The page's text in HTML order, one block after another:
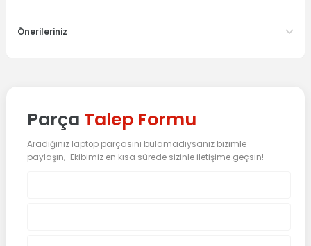
Önerileriniz
Parça Talep Formu
Aradığınız laptop parçasını bulamadıysanız bizimle
paylaşın, Ekibimiz en kısa sürede sizinle iletişime geçsin!